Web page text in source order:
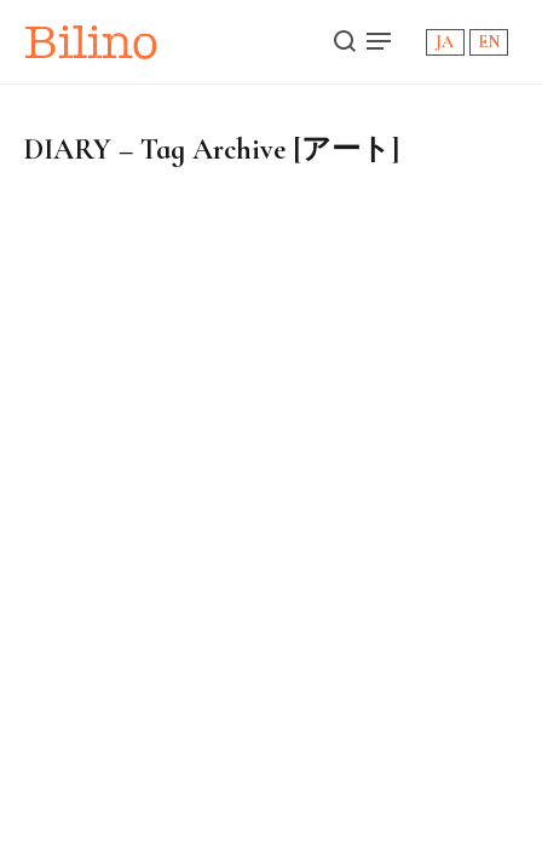
Bilino EN
JA
DIARY – Tag Archive [アート]